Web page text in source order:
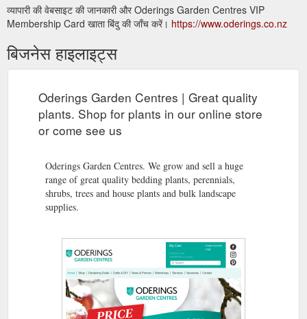
व्यापारी की वेबसाइट की जानकारी और Oderings Garden Centres VIP
Membership Card खाता बिंदु की जाँच करें। https://www.oderings.co.nz
बिजनेस हाइलाइट्स
Oderings Garden Centres | Great quality
plants. Shop for plants in our online store
or come see us
Oderings Garden Centres. We grow and sell a huge
range of great quality bedding plants, perennials,
shrubs, trees and house plants and bulk landscape
supplies.